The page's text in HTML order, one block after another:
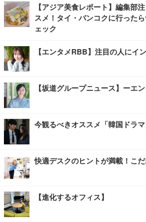
【アジア美食レポート】編集部
スメ！タイ・バンコクに行った
ェック
【エンタメRBB】注目の人にイ
【坂道グループニュース】ーエ
今観るべきオススメ「韓国ドラマ
快適デスクのヒントが満載！こ
【進化するオフィス】